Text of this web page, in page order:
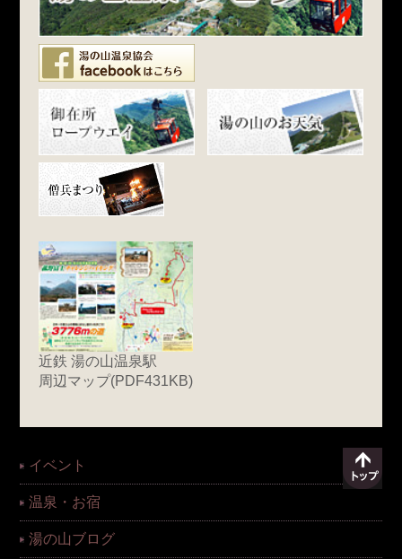
近鉄 湯の山温泉駅
周辺マップ(PDF431KB)
イベント
温泉・お宿
湯の山ブログ